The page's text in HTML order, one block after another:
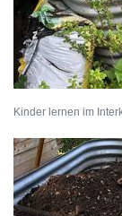
Kinder lernen im